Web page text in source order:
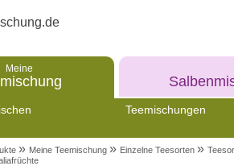
Meine
Teemischungen
» Meine Teemischung » Einzelne Teesorten »